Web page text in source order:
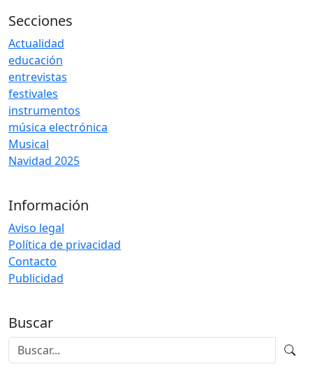
Secciones
Actualidad
educación
entrevistas
festivales
instrumentos
música electrónica
Musical
Navidad 2025
Información
Aviso legal
Política de privacidad
Contacto
Publicidad
Buscar